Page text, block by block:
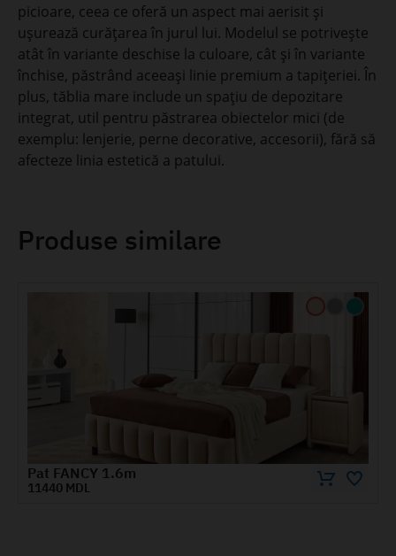
picioare, ceea ce oferă un aspect mai aerisit și
ușurează curățarea în jurul lui. Modelul se potrivește
atât în variante deschise la culoare, cât și în variante
închise, păstrând aceeași linie premium a tapițeriei. În
plus, tăblia mare include un spațiu de depozitare
integrat, util pentru păstrarea obiectelor mici (de
exemplu: lenjerie, perne decorative, accesorii), fără să
afecteze linia estetică a patului.
Produse similare
Pat BREMEN 1.4 m
8940 MDL